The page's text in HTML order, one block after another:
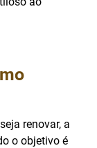
renovar, a
o objetivo é